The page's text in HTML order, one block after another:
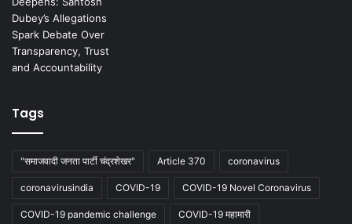
Tags
"समाजवादी जनता पार्टी चंद्रशेखर" Article 370 coronavirus
coronavirusindia COVID-19 COVID-19 Novel Coronavirus
COVID-19 pandemic challenge COVID-19 महामारी